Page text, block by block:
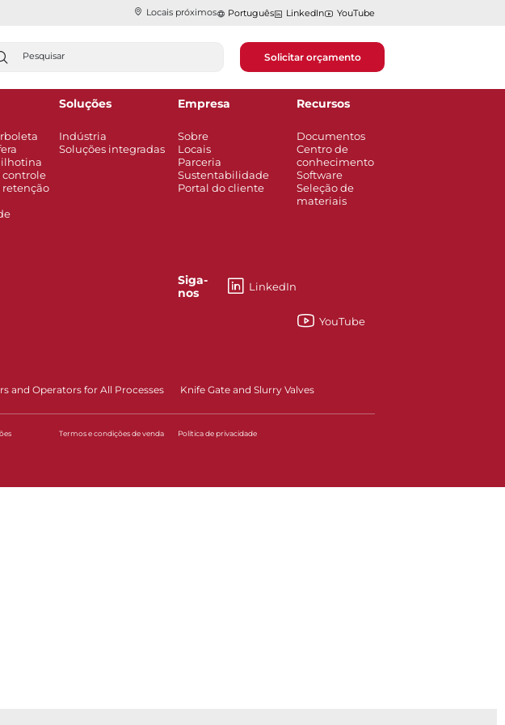
Locais próximos Português LinkedIn YouTube
Solicitar orçamento
controle
retenção
Soluções
Indústria
Soluções integradas
Empresa
Sobre
Locais
Parceria
Sustentabilidade
Portal do cliente
Siga-
nos
LinkedIn
Recursos
Documentos
Centro de
conhecimento
Software
Seleção de
materiais
YouTube
and Operators for All Processes Knife Gate and Slurry Valves
Termos e condições de venda Política de privacidade